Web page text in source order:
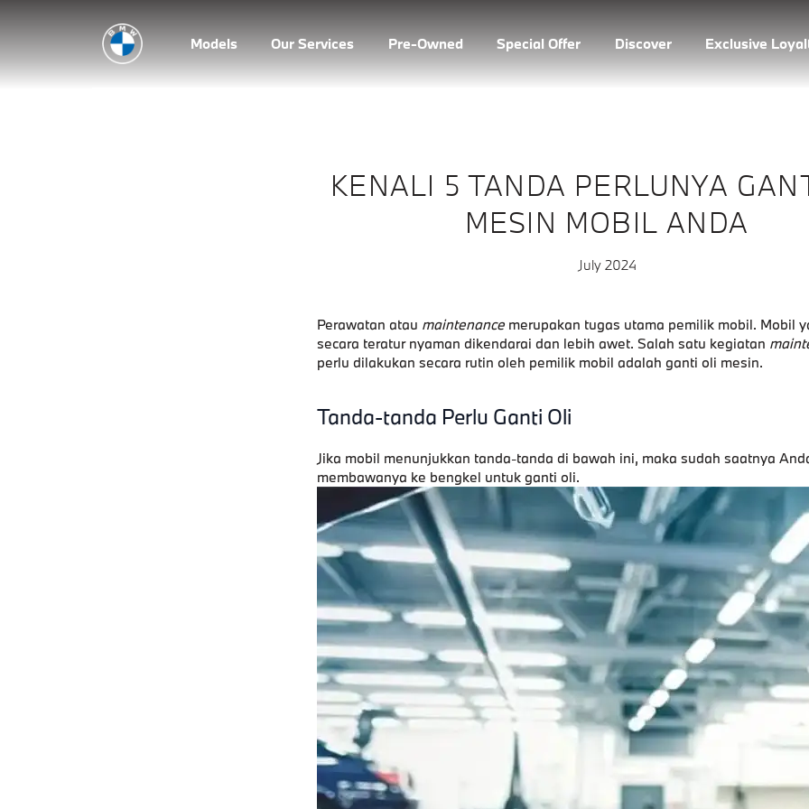
Models Our Services Pre-Owned Special Offer Discover Exclusive
KENALI 5 TANDA PERLUNYA
MESIN MOBIL ANDA
July 2024
Perawatan atau maintenancemerupakan tugas utama pemilik mobil. Mobil
secara teratur nyaman dikendarai dan lebih awet. Salah satu kegiatan
perlu dilakukan secara rutin oleh pemilik mobil adalah ganti oli mesin.
Tanda-tanda Perlu Ganti Oli
Jika mobil menunjukkan tanda-tanda di bawah ini, maka sudah saatnya
membawanya ke bengkel untuk ganti oli.